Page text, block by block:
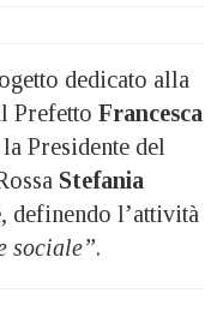
dedicato alla
Prefetto Francesca
Presidente del
Stefania
definendo l’attività
sociale”.